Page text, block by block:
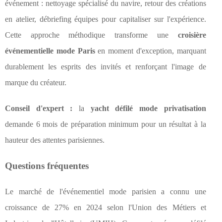
événement : nettoyage spécialisé du navire, retour des créations
en atelier, débriefing équipes pour capitaliser sur l'expérience.
Cette approche méthodique transforme une croisière
événementielle mode Parisen moment d'exception, marquant
durablement les esprits des invités et renforçant l'image de
marque du créateur.
Conseil d'expert : la yacht défilé mode privatisation
demande 6 mois de préparation minimum pour un résultat à la
hauteur des attentes parisiennes.
Questions fréquentes
Le marché de l'événementiel mode parisien a connu une
croissance de 27% en 2024 selon l'Union des Métiers et